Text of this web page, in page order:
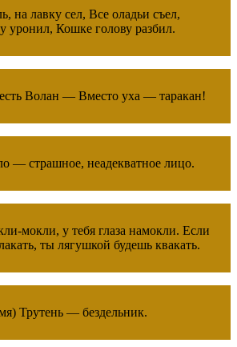
на лавку сел, Все оладьи съел,
уронил, Кошке голову разбил.
Волан — Вместо уха — таракан!
— страшное, неадекватное лицо.
мокли, у тебя глаза намокли. Если
ты лягушкой будешь квакать.
Трутень — бездельник.